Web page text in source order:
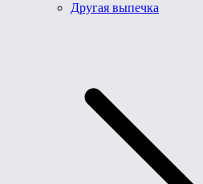
Другая выпечка